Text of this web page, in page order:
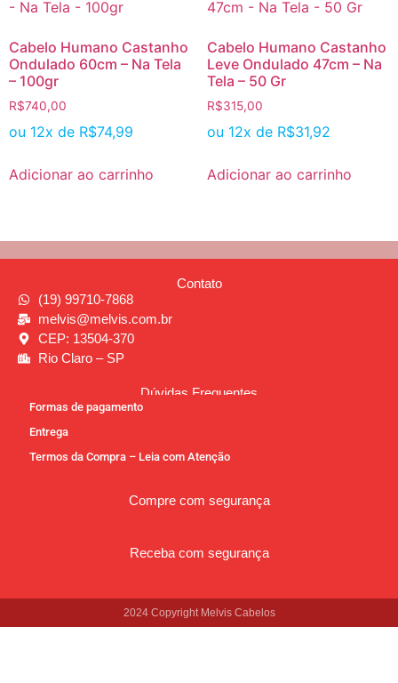
Cabelo Humano Castanho
Ondulado 60cm – Na Tela
– 100gr
R$740,00
ou 12x de R$74,99
Adicionar ao carrinho
Cabelo Humano Castanho
Leve Ondulado 47cm – Na
Tela – 50 Gr
R$315,00
ou 12x de R$31,92
Adicionar ao carrinho
Contato
(19) 99710-7868
melvis@melvis.com.br
CEP: 13504-370
Rio Claro – SP
Dúvidas Frequentes
Formas de pagamento
Entrega
Termos da Compra – Leia com Atenção
Compre com segurança
Receba com segurança
2024 Copyright Melvis Cabelos